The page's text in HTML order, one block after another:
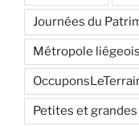
Journées du
Métropole
Petites et